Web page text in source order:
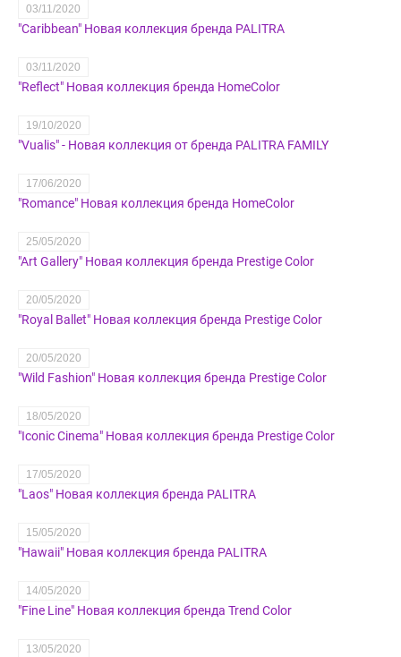
03/11/2020
"Caribbean" Новая коллекция бренда PALITRA
03/11/2020
"Reflect" Новая коллекция бренда HomeColor
19/10/2020
"Vualis" - Новая коллекция от бренда PALITRA FAMILY
17/06/2020
"Romance" Новая коллекция бренда HomeColor
25/05/2020
"Art Gallery" Новая коллекция бренда Prestige Color
20/05/2020
"Royal Ballet" Новая коллекция бренда Prestige Color
20/05/2020
"Wild Fashion" Новая коллекция бренда Prestige Color
18/05/2020
"Iconic Cinema" Новая коллекция бренда Prestige Color
17/05/2020
"Laos" Новая коллекция бренда PALITRA
15/05/2020
"Hawaii" Новая коллекция бренда PALITRA
14/05/2020
"Fine Line" Новая коллекция бренда Trend Color
13/05/2020